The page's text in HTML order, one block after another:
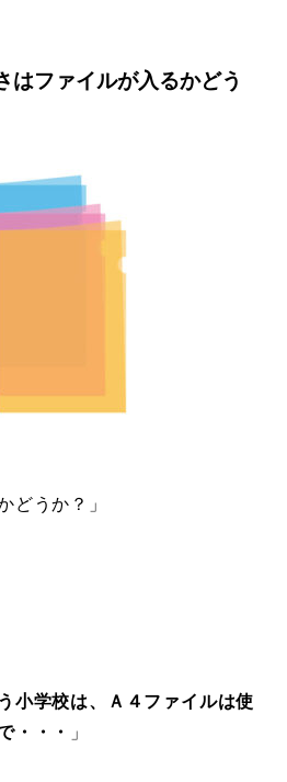
はファイルが入るかどう
どうか？」
小学校は、Ａ４ファイルは使
・・・
」